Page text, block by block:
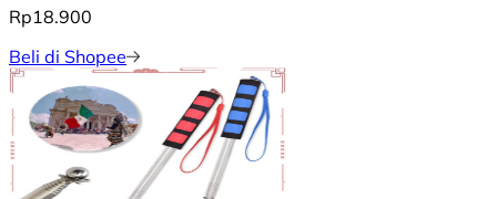
Rp18.900
Beli di Shopee